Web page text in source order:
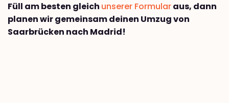
Füll am besten gleich unserer Formularaus, dann
planen wir gemeinsam deinen Umzug von
Saarbrücken nach Madrid!